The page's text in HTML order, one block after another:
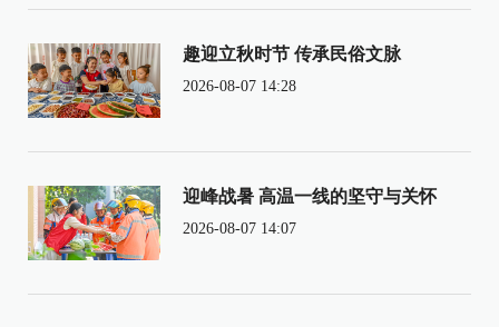
趣迎立秋时节 传承民俗文脉
2026-08-07 14:28
迎峰战暑 高温一线的坚守与关怀
2026-08-07 14:07